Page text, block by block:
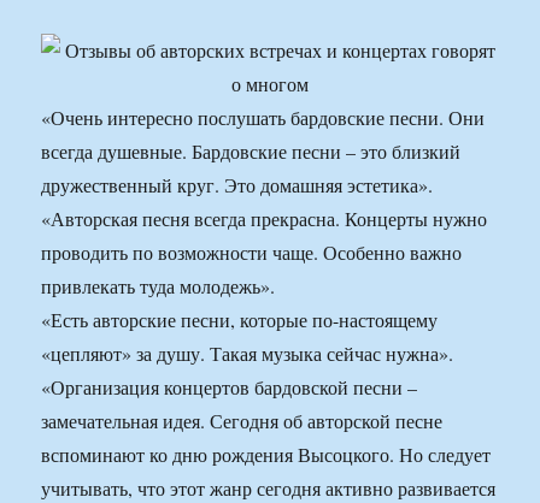
«Очень интересно послушать бардовские песни. Они
всегда душевные. Бардовские песни – это близкий
дружественный круг. Это домашняя эстетика».
«Авторская песня всегда прекрасна. Концерты нужно
проводить по возможности чаще. Особенно важно
привлекать туда молодежь».
«Есть авторские песни, которые по-настоящему
«цепляют» за душу. Такая музыка сейчас нужна».
«Организация концертов бардовской песни –
замечательная идея. Сегодня об авторской песне
вспоминают ко дню рождения Высоцкого. Но следует
учитывать, что этот жанр сегодня активно развивается